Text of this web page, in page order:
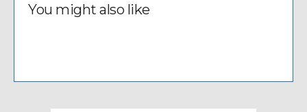
You might also like